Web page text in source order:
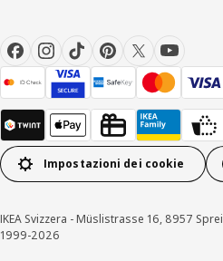
Impostazioni dei cookie
IKEA Svizzera - Müslistrasse 16, 8957
1999-2026